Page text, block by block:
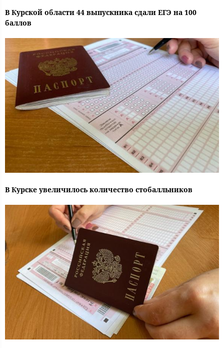
В Курской области 44 выпускника сдали ЕГЭ на 100
баллов
В Курске увеличилось количество стобалльников